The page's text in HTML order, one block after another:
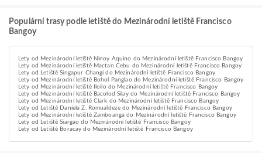
Populární trasy podle letiště do Mezinárodní letiště Francisco
Bangoy
Lety od Mezinárodní letiště Ninoy Aquino do Mezinárodní letiště Francisco Bangoy
Lety od Mezinárodní letiště Mactan Cebu do Mezinárodní letiště Francisco Bangoy
Lety od Letiště Singapur Changi do Mezinárodní letiště Francisco Bangoy
Lety od Mezinárodní letiště Bohol Panglao do Mezinárodní letiště Francisco Bangoy
Lety od Mezinárodní letiště Iloilo do Mezinárodní letiště Francisco Bangoy
Lety od Mezinárodní letiště Bacolod Silay do Mezinárodní letiště Francisco Bangoy
Lety od Mezinárodní letiště Clark do Mezinárodní letiště Francisco Bangoy
Lety od Letiště Daniela Z. Romualdeze do Mezinárodní letiště Francisco Bangoy
Lety od Mezinárodní letiště Zamboanga do Mezinárodní letiště Francisco Bangoy
Lety od Letiště Siargao do Mezinárodní letiště Francisco Bangoy
Lety od Letiště Boracay do Mezinárodní letiště Francisco Bangoy